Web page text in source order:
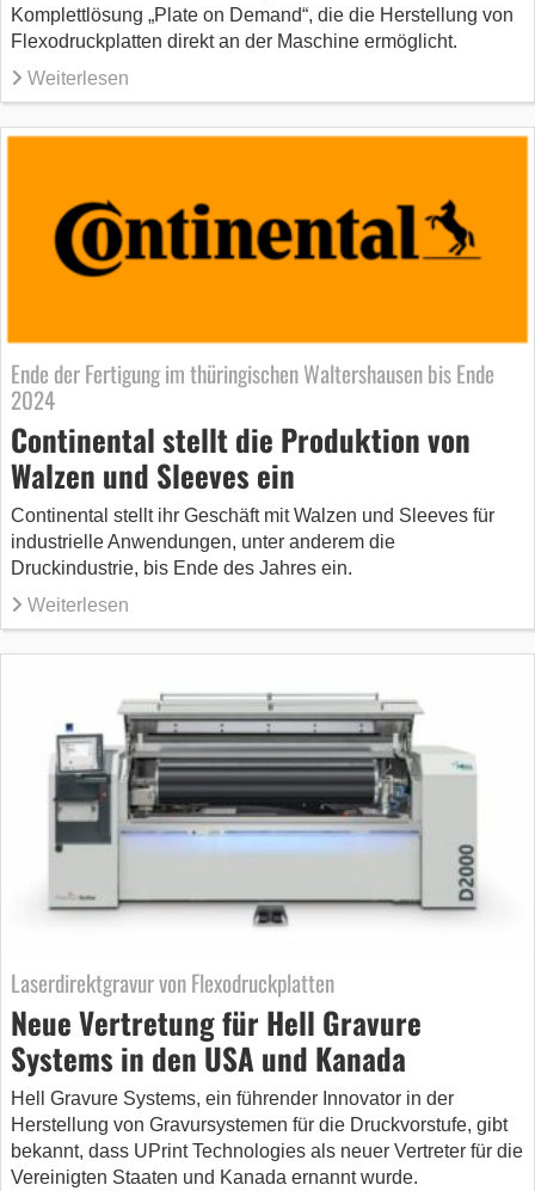
Komplettlösung „Plate on Demand“, die die Herstellung von
Flexodruckplatten direkt an der Maschine ermöglicht.
Weiterlesen
Ende der Fertigung im thüringischen Waltershausen bis Ende
2024
Continental stellt die Produktion von
Walzen und Sleeves ein
Continental stellt ihr Geschäft mit Walzen und Sleeves für
industrielle Anwendungen, unter anderem die
Druckindustrie, bis Ende des Jahres ein.
Weiterlesen
Laserdirektgravur von Flexodruckplatten
Neue Vertretung für Hell Gravure
Systems in den USA und Kanada
Hell Gravure Systems, ein führender Innovator in der
Herstellung von Gravursystemen für die Druckvorstufe, gibt
bekannt, dass UPrint Technologies als neuer Vertreter für die
Vereinigten Staaten und Kanada ernannt wurde.